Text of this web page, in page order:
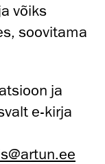
võiks
soovitama
ja
e-kirja